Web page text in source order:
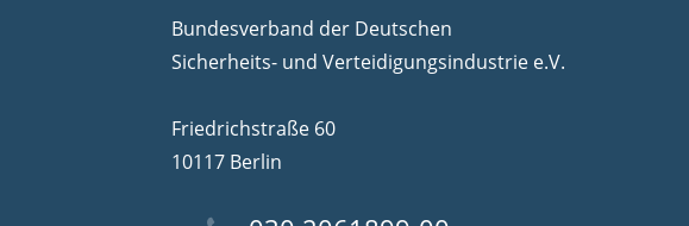
Bundesverband der Deutschen
Sicherheits- und Verteidigungsindustrie e.V.
Friedrichstraße 60
10117 Berlin